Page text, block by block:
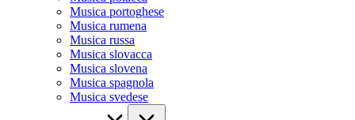
Musica portoghese
Musica rumena
Musica russa
Musica slovacca
Musica slovena
Musica spagnola
Musica svedese